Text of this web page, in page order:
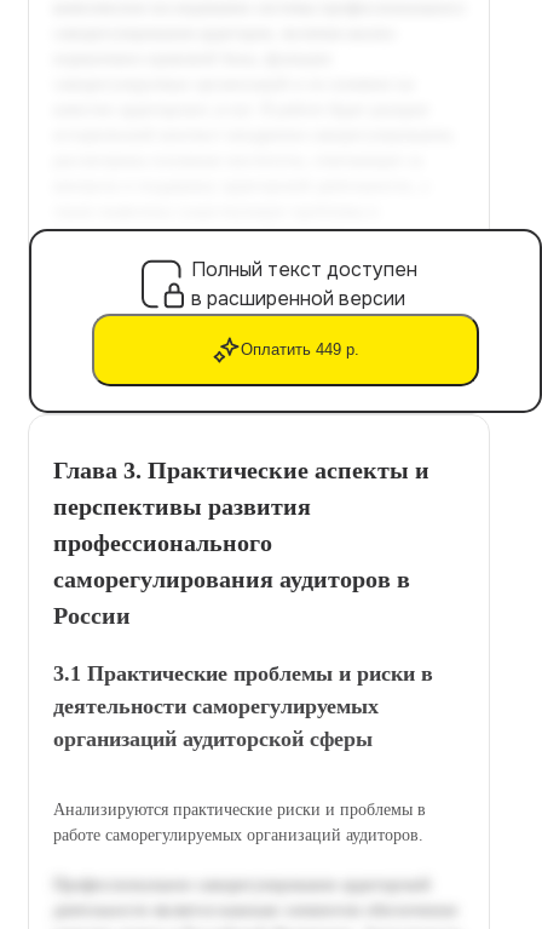
Полный текст доступен
в расширенной версии
Оплатить 449 р.
Глава 3. Практические аспекты и
перспективы развития
профессионального
саморегулирования аудиторов в
России
3.1 Практические проблемы и риски в
деятельности саморегулируемых
организаций аудиторской сферы
Анализируются практические риски и проблемы в
работе саморегулируемых организаций аудиторов.